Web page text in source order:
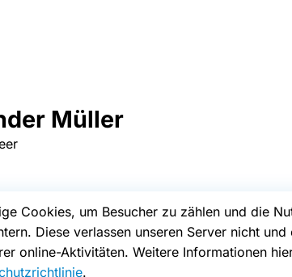
Müller
Cookies, um Besucher zu zählen und die
Diese verlassen unseren Server nicht und
online-Aktivitäten. Weitere Informationen
.